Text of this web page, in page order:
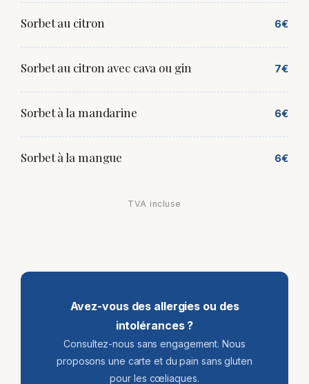
Sorbet au citron 6€
Sorbet au citron avec cava ou gin 7€
Sorbet à la mandarine 6€
Sorbet à la mangue 6€
TVA incluse
Avez-vous des allergies ou des
intolérances ?
Consultez-nous sans engagement. Nous
proposons une carte et du pain sans gluten
pour les cœliaques.